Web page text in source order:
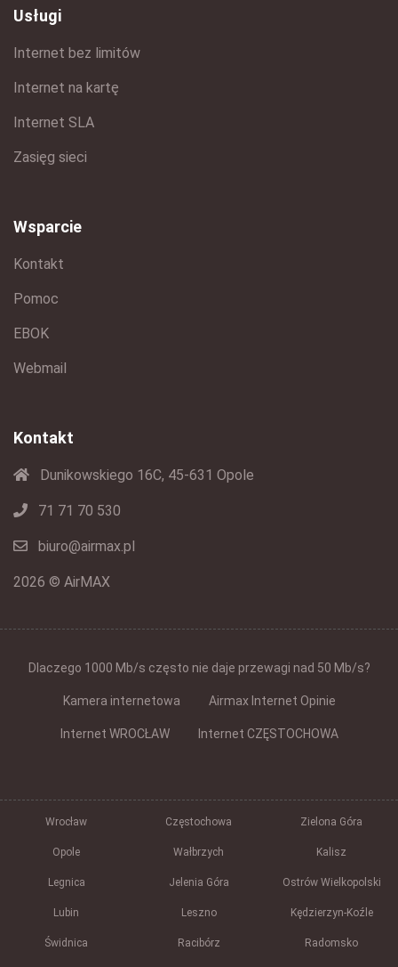
Usługi
Internet bez limitów
Internet na kartę
Internet SLA
Zasięg sieci
Wsparcie
Kontakt
Pomoc
EBOK
Webmail
Kontakt
Dunikowskiego 16C, 45-631 Opole
71 71 70 530
biuro@airmax.pl
2026 © AirMAX
Dlaczego 1000 Mb/s często nie daje przewagi nad 50 Mb/s?
Kamera internetowa Airmax Internet Opinie
Internet WROCŁAW Internet CZĘSTOCHOWA
Wrocław Częstochowa Zielona Góra
Opole Wałbrzych Kalisz
Legnica Jelenia Góra Ostrów Wielkopolski
Lubin Leszno Kędzierzyn-Koźle
Świdnica Racibórz Radomsko